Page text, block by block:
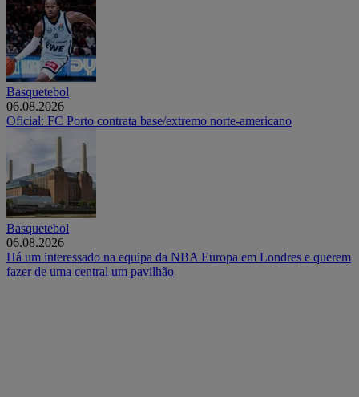
Basquetebol
06.08.2026
Oficial: FC Porto contrata base/extremo norte-americano
Basquetebol
06.08.2026
Há um interessado na equipa da NBA Europa em Londres e querem
fazer de uma central um pavilhão